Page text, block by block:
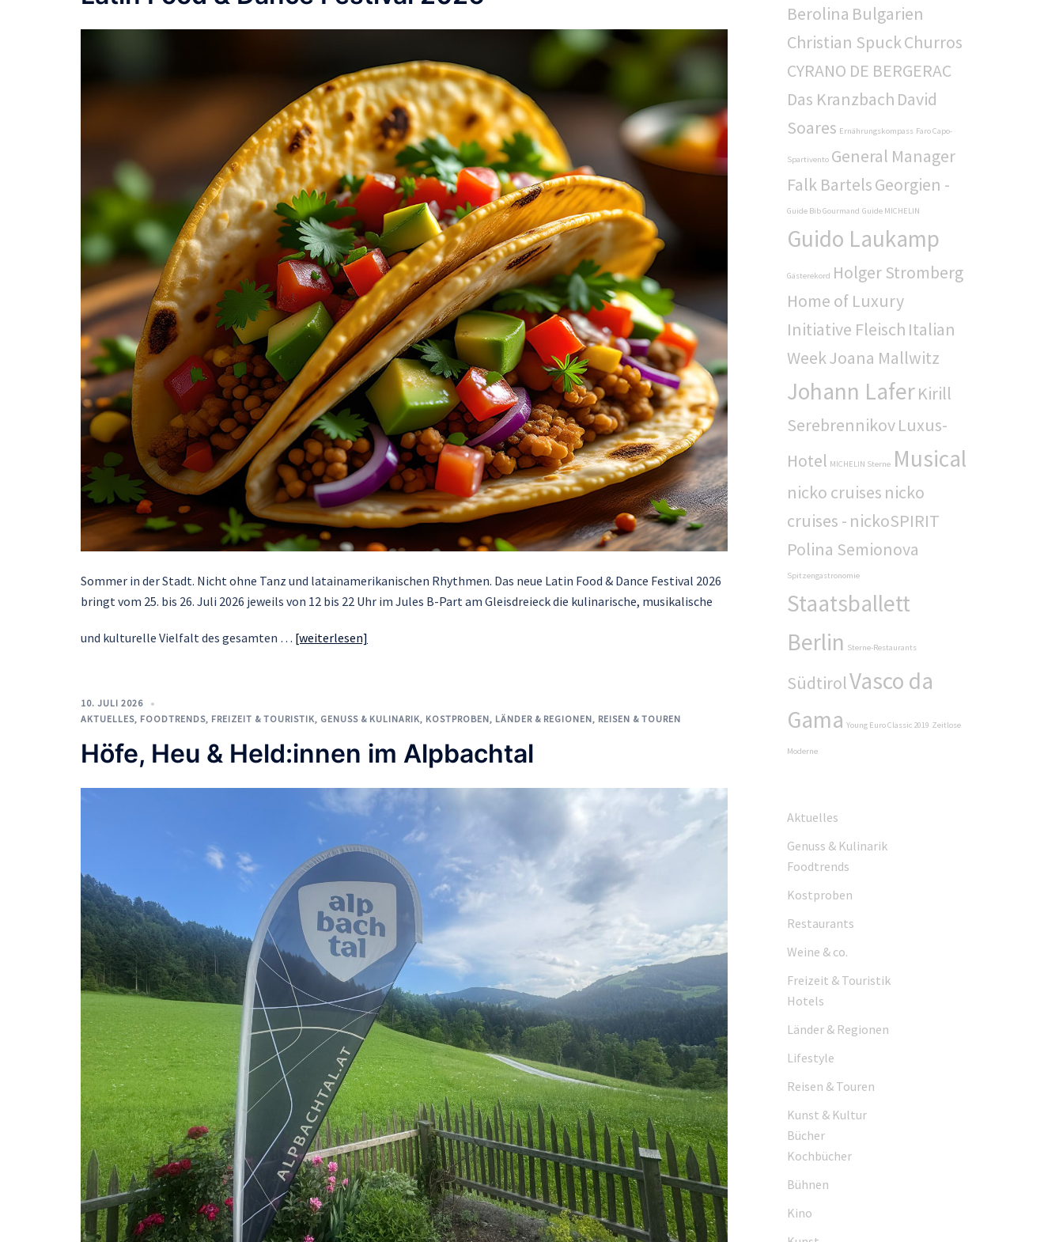
Sommer in der Stadt. Nicht ohne Tanz und latainamerikanischen Rhythmen. Das neue Latin Food & Dance Festival 2026
bringt vom 25. bis 26. Juli 2026 jeweils von 12 bis 22 Uhr im Jules B-Part am Gleisdreieck die kulinarische, musikalische
und kulturelle Vielfalt des gesamten … [weiterlesen]
10. JULI 2026
AKTUELLES, FOODTRENDS, FREIZEIT & TOURISTIK, GENUSS & KULINARIK, KOSTPROBEN, LÄNDER & REGIONEN, REISEN & TOUREN
Höfe, Heu & Held:innen im Alpbachtal
Berolina Bulgarien
Christian SpuckChurros
CYRANO DE BERGERAC
Das Kranzbach David
Soares Ernährungskompass Faro Capo-
Spartivento General Manager
Falk BartelsGeorgien -
Guide Bib Gourmand Guide MICHELIN
Guido Laukamp
Gästerekord Holger Stromberg
Home of Luxury
Initiative Fleisch Italian
WeekJoana Mallwitz
Johann LaferKirill
SerebrennikovLuxus-
Hotel MICHELIN Sterne Musical
nicko cruises nicko
cruises - nickoSPIRIT
Polina Semionova
Spitzengastronomie
Staatsballett
Berlin Sterne-Restaurants
SüdtirolVasco da
Gama Young Euro Classic 2019 Zeitlose
Moderne
Aktuelles
Genuss & Kulinarik
Foodtrends
Kostproben
Restaurants
Weine & co.
Freizeit & Touristik
Hotels
Länder & Regionen
Lifestyle
Reisen & Touren
Kunst & Kultur
Bücher
Kochbücher
Bühnen
Kino